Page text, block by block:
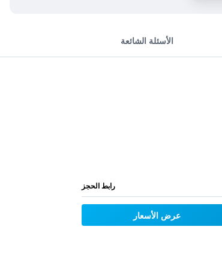
الأسئلة الشائعة
رابط الحجز
عرض الأسعار